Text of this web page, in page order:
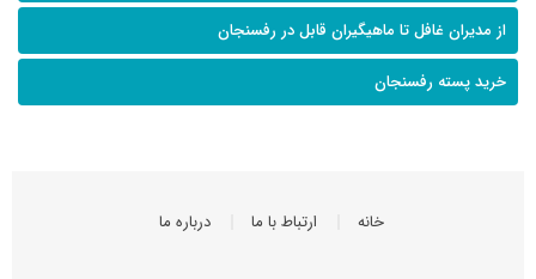
از مدیران غافل تا ماهیگیران قابل در رفسنجان
خرید پسته رفسنجان
خانه ارتباط با ما درباره ما